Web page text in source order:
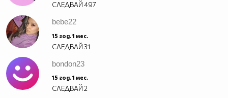
СЛЕДВАЙ497
bebe22
15 год. 1 мес.
СЛЕДВАЙ31
bondon23
15 год. 1 мес.
СЛЕДВАЙ2